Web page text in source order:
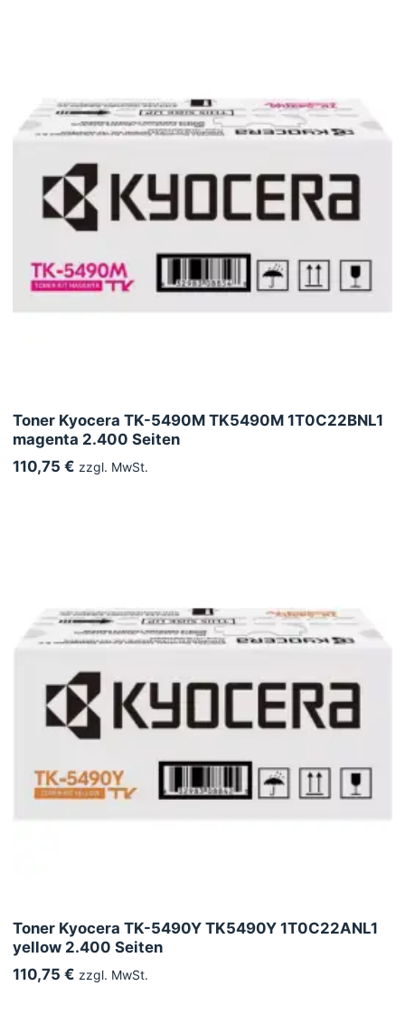
Toner Kyocera TK-5490M TK5490M 1T0C22BNL1
magenta 2.400 Seiten
110,75 € zzgl. MwSt.
Toner Kyocera TK-5490Y TK5490Y 1T0C22ANL1
yellow 2.400 Seiten
110,75 € zzgl. MwSt.